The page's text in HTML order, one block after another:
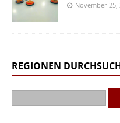
November 25,
REGIONEN